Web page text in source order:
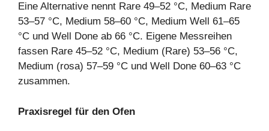
Eine Alternative nennt Rare 49–52 °C, Medium Rare
53–57 °C, Medium 58–60 °C, Medium Well 61–65
°C und Well Done ab 66 °C. Eigene Messreihen
fassen Rare 45–52 °C, Medium (Rare) 53–56 °C,
Medium (rosa) 57–59 °C und Well Done 60–63 °C
zusammen.
Praxisregel für den Ofen